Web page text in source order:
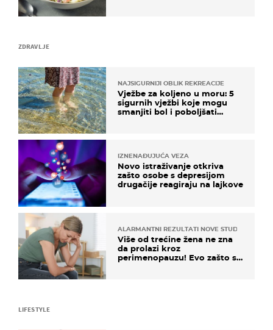
ZDRAVLJE
NAJSIGURNIJI OBLIK REKREACIJE
Vježbe za koljeno u moru: 5
sigurnih vježbi koje mogu
smanjiti bol i poboljšati
IZNENAĐUJUĆA VEZA
Novo istraživanje otkriva
zašto osobe s depresijom
drugačije reagiraju na lajkove
ALARMANTNI REZULTATI NOVE STUDIJE
Više od trećine žena ne zna
da prolazi kroz
perimenopauzu! Evo zašto su
LIFESTYLE